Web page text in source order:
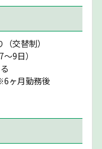
交替制）
9日）
ヶ月勤務後